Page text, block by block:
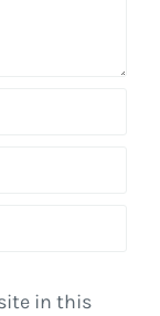
in this